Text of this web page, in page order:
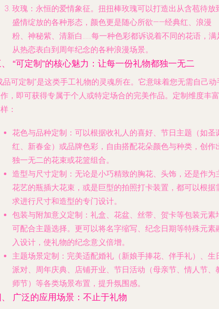
玫瑰 ：永恒的爱情象征。扭扭棒玫瑰可以打造出从含苞待放
盛情绽放的各种形态，颜色更是随心所欲——经典红、浪漫
粉、神秘紫、清新白……每一种色彩都诉说着不同的花语，满
从热恋表白到周年纪念的各种浪漫场景。
“可定制”的核心魅力：让每一份礼物都独一无二
品可定制”是这类手工礼物的灵魂所在。它意味着您无需自己动
，即可获得专属于个人或特定场合的完美作品。定制维度丰富
：
花色与品种定制 ：可以根据收礼人的喜好、节日主题（如圣
红、新春金）或品牌色彩，自由搭配花朵颜色与种类，创作
独一无二的花束或花篮组合。
造型与尺寸定制 ：无论是小巧精致的胸花、头饰，还是作为
花艺的瓶插大花束，或是巨型的拍照打卡装置，都可以根据
求进行尺寸和造型的专门设计。
包装与附加意义定制 ：礼盒、花盆、丝带、贺卡等包装元素
可配合主题选择。更可以将名字缩写、纪念日期等特殊元素
入设计，使礼物的纪念意义倍增。
主题场景定制 ：完美适配婚礼（新娘手捧花、伴手礼）、生
派对、周年庆典、店铺开业、节日活动（母亲节、情人节、
师节）等各类场景布置，提升氛围感。
广泛的应用场景：不止于礼物